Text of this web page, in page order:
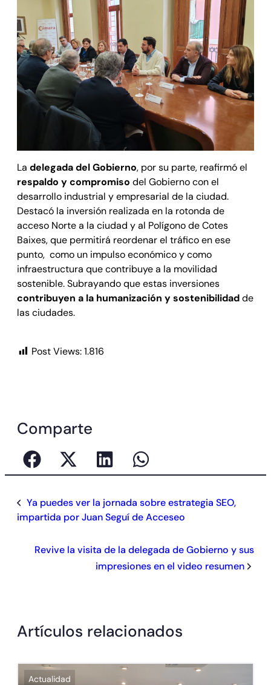
La delegada del Gobierno, por su parte, reafirmó el
respaldo y compromiso del Gobierno con el
desarrollo industrial y empresarial de la ciudad.
Destacó la inversión realizada en la rotonda de
acceso Norte a la ciudad y al Polígono de Cotes
Baixes, que permitirá reordenar el tráfico en ese
punto, como un impulso económico y como
infraestructura que contribuye a la movilidad
sostenible. Subrayando que estas inversiones
contribuyen a la humanización y sostenibilidadde
las ciudades.
Post Views:1.816
Comparte
Ya puedes ver la jornada sobre estrategia SEO,
impartida por Juan Seguí de Acceseo
Revive la visita de la delegada de Gobierno y sus
impresiones en el video resumen
Artículos relacionados
Actualidad